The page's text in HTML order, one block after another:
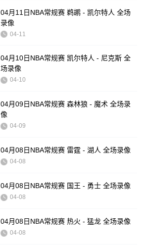
04月11日NBA常规赛 鹈鹕 - 凯尔特人 全场
录像
04-11
04月10日NBA常规赛 凯尔特人 - 尼克斯 全
场录像
04-10
04月09日NBA常规赛 森林狼 - 魔术 全场录
像
04-09
04月08日NBA常规赛 雷霆 - 湖人 全场录像
04-08
04月08日NBA常规赛 国王 - 勇士 全场录像
04-08
04月08日NBA常规赛 热火 - 猛龙 全场录像
04-08